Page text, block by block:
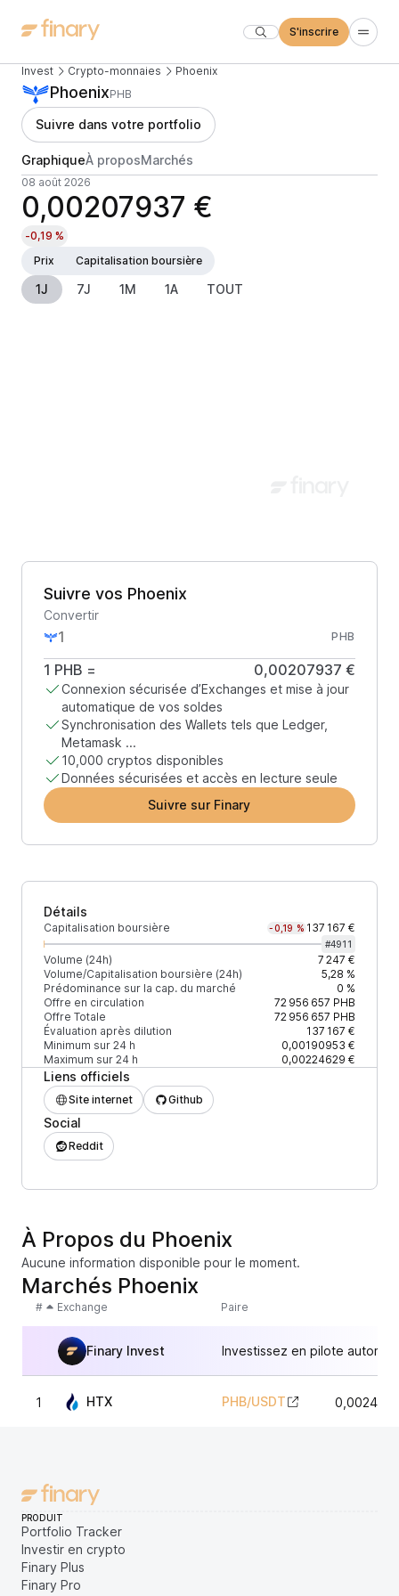
S'inscrire
Invest Crypto-monnaies Phoenix
PhoenixPHB
Suivre dans votre portfolio
GraphiqueÀ proposMarchés
08 août 2026
0,00207937 €
-0,19 %
Prix
Capitalisation boursière
1J 7J 1M 1A TOUT
Suivre vos Phoenix
Convertir
PHB
1 PHB = 0,00207937 €
Connexion sécurisée d’Exchanges et mise à jour
automatique de vos soldes
Synchronisation des Wallets tels que Ledger,
Metamask ...
10,000 cryptos disponibles
Données sécurisées et accès en lecture seule
Suivre sur Finary
Détails
Capitalisation boursière -0,19 % 137 167 €
#4911
Volume (24h)
7 247 €
Volume/Capitalisation boursière (24h)
5,28 %
Prédominance sur la cap. du marché
0 %
Offre en circulation
72 956 657 PHB
Offre Totale
72 956 657 PHB
Évaluation après dilution
137 167 €
Minimum sur 24 h
0,00190953 €
Maximum sur 24 h
0,00224629 €
Liens officiels
Site internet Github
Social
Reddit
À Propos du Phoenix
Aucune information disponible pour le moment.
Marchés Phoenix
# Exchange Paire
Finary Invest Investissez en pilote
1 HTX PHB/USDT
PRODUIT
Portfolio Tracker
Investir en crypto
Finary Plus
Finary Pro